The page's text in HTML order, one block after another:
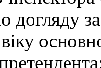
догляду